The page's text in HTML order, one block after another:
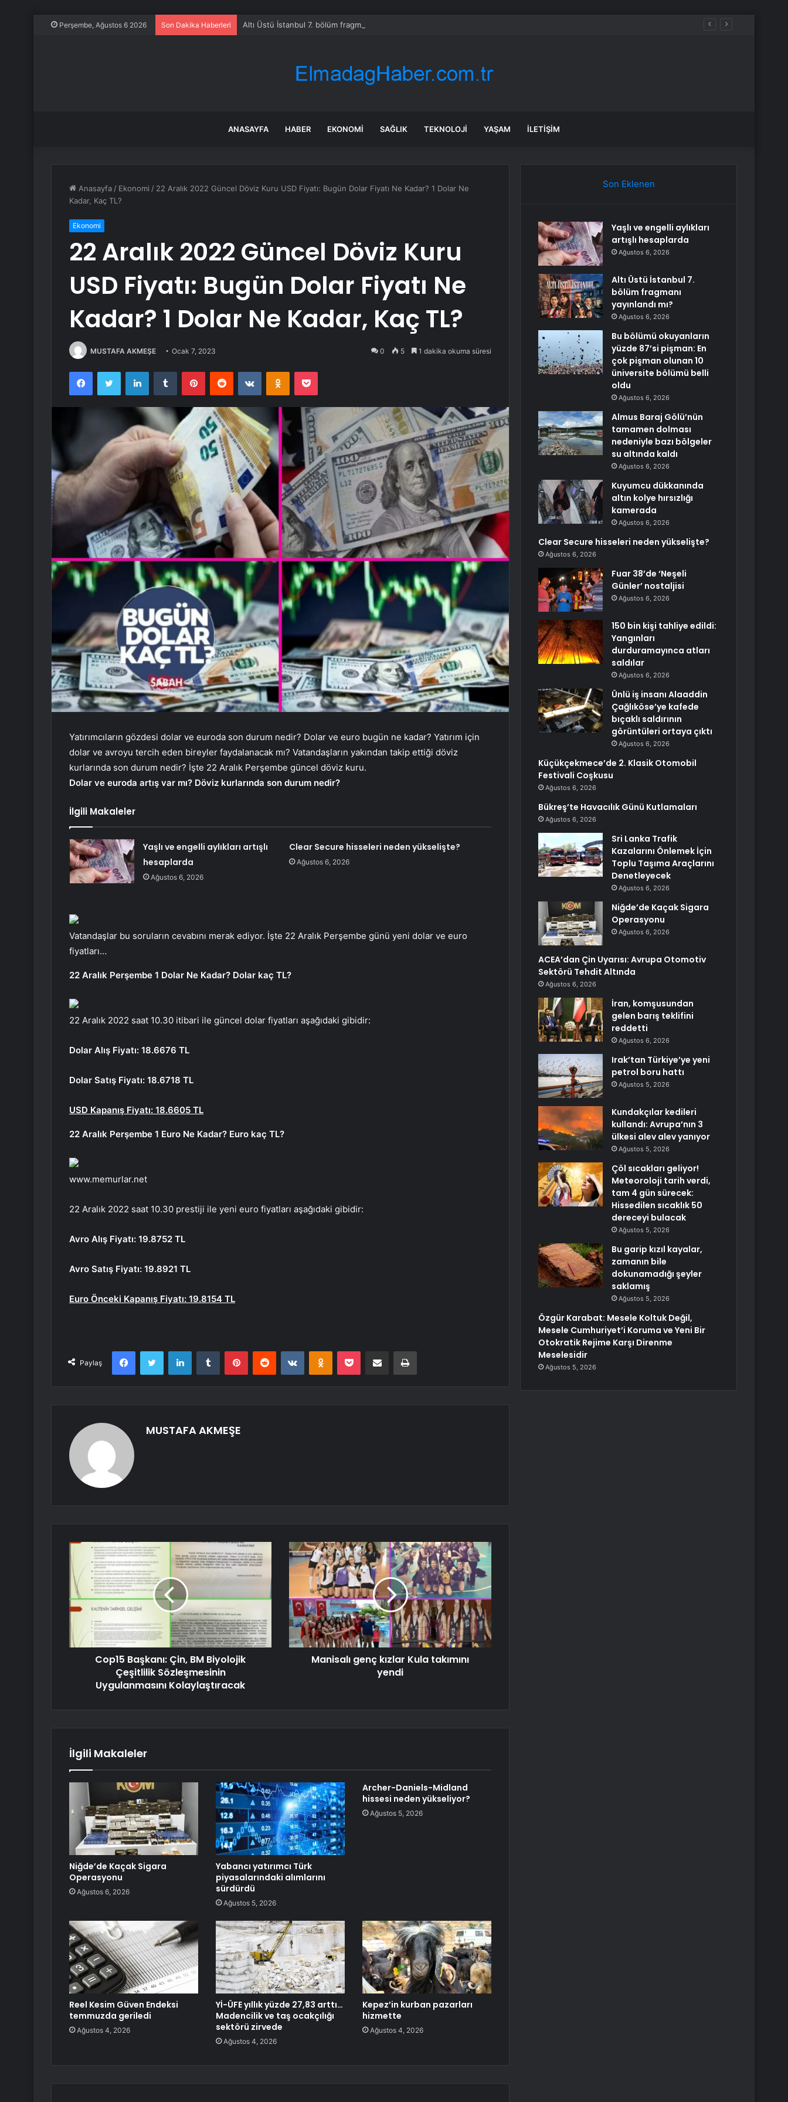
Perşembe, Ağustos 6 2026 Son Dakika Haberleri Altı Üstü İstanbul 7. bölüm fragmanı yayınlandı mı?
ANASAYFA HABER EKONOMI SAĞLIK TEKNOLOJI YAŞAM İLETIŞIM
Anasayfa / Ekonomi / 22 Aralık 2022 Güncel Döviz Kuru USD Fiyatı: Bugün Dolar Fiyatı Ne Kadar? 1 Dolar Ne
Kadar, Kaç TL?
Ekonomi
22 Aralık 2022 Güncel Döviz Kuru
USD Fiyatı: Bugün Dolar Fiyatı Ne
Kadar? 1 Dolar Ne Kadar, Kaç TL?
MUSTAFA AKMEŞE Ocak 7, 2023 0 5 1 dakika okuma süresi
FacebookTwitter LinkedInTumblr PinterestReddit VKontakteOdnoklassniki
Pocket
Yatırımcıların gözdesi dolar ve euroda son durum nedir? Dolar ve euro bugün ne kadar? Yatırım için
dolar ve avroyu tercih eden bireyler faydalanacak mı? Vatandaşların yakından takip ettiği döviz
kurlarında son durum nedir? İşte 22 Aralık Perşembe güncel döviz kuru.
Dolar ve euroda artış var mı? Döviz kurlarında son durum nedir?
İlgili Makaleler
Yaşlı ve engelli aylıkları artışlı
hesaplarda
Ağustos 6, 2026
Clear Secure hisseleri neden yükselişte?
Ağustos 6, 2026
Vatandaşlar bu soruların cevabını merak ediyor. İşte 22 Aralık Perşembe günü yeni dolar ve euro
fiyatları…
22 Aralık Perşembe 1 Dolar Ne Kadar? Dolar kaç TL?
22 Aralık 2022 saat 10.30 itibari ile güncel dolar fiyatları aşağıdaki gibidir:
Dolar Alış Fiyatı: 18.6676 TL
Dolar Satış Fiyatı: 18.6718 TL
USD Kapanış Fiyatı: 18.6605 TL
22 Aralık Perşembe 1 Euro Ne Kadar? Euro kaç TL?
www.memurlar.net
22 Aralık 2022 saat 10.30 prestiji ile yeni euro fiyatları aşağıdaki gibidir:
Avro Alış Fiyatı: 19.8752 TL
Avro Satış Fiyatı: 19.8921 TL
Euro Önceki Kapanış Fiyatı: 19.8154 TL
Paylaş
FacebookTwitter LinkedInTumblr PinterestReddit VKontakteOdnoklassniki
Pocket E-Posta ile paylaş Yazdır
MUSTAFA AKMEŞE
Cop15 Başkanı: Çin, BM Biyolojik
Çeşitlilik Sözleşmesinin
Uygulanmasını Kolaylaştıracak
Manisalı genç kızlar Kula takımını
yendi
İlgili Makaleler
Niğde’de Kaçak Sigara
Operasyonu
Ağustos 6, 2026
Yabancı yatırımcı Türk
piyasalarındaki alımlarını
sürdürdü
Ağustos 5, 2026
Archer-Daniels-Midland
hissesi neden yükseliyor?
Ağustos 5, 2026
Reel Kesim Güven Endeksi
temmuzda geriledi
Ağustos 4, 2026
Yİ-ÜFE yıllık yüzde 27,83 arttı…
Madencilik ve taş ocakçılığı
sektörü zirvede
Ağustos 4, 2026
Kepez’in kurban pazarları
hizmette
Ağustos 4, 2026
Son Eklenen
Yaşlı ve engelli aylıkları
artışlı hesaplarda
Ağustos 6, 2026
Altı Üstü İstanbul 7.
bölüm fragmanı
yayınlandı mı?
Ağustos 6, 2026
Bu bölümü okuyanların
yüzde 87’si pişman: En
çok pişman olunan 10
üniversite bölümü belli
oldu
Ağustos 6, 2026
Almus Baraj Gölü’nün
tamamen dolması
nedeniyle bazı bölgeler
su altında kaldı
Ağustos 6, 2026
Kuyumcu dükkanında
altın kolye hırsızlığı
kamerada
Ağustos 6, 2026
Clear Secure hisseleri neden yükselişte?
Ağustos 6, 2026
Fuar 38’de ‘Neşeli
Günler’ nostaljisi
Ağustos 6, 2026
150 bin kişi tahliye edildi:
Yangınları
durduramayınca atları
saldılar
Ağustos 6, 2026
Ünlü iş insanı Alaaddin
Çağlıköse’ye kafede
bıçaklı saldırının
görüntüleri ortaya çıktı
Ağustos 6, 2026
Küçükçekmece’de 2. Klasik Otomobil
Festivali Coşkusu
Ağustos 6, 2026
Bükreş’te Havacılık Günü Kutlamaları
Ağustos 6, 2026
Sri Lanka Trafik
Kazalarını Önlemek İçin
Toplu Taşıma Araçlarını
Denetleyecek
Ağustos 6, 2026
Niğde’de Kaçak Sigara
Operasyonu
Ağustos 6, 2026
ACEA’dan Çin Uyarısı: Avrupa Otomotiv
Sektörü Tehdit Altında
Ağustos 6, 2026
İran, komşusundan
gelen barış teklifini
reddetti
Ağustos 6, 2026
Irak’tan Türkiye’ye yeni
petrol boru hattı
Ağustos 5, 2026
Kundakçılar kedileri
kullandı: Avrupa’nın 3
ülkesi alev alev yanıyor
Ağustos 5, 2026
Çöl sıcakları geliyor!
Meteoroloji tarih verdi,
tam 4 gün sürecek:
Hissedilen sıcaklık 50
dereceyi bulacak
Ağustos 5, 2026
Bu garip kızıl kayalar,
zamanın bile
dokunamadığı şeyler
saklamış
Ağustos 5, 2026
Özgür Karabat: Mesele Koltuk Değil,
Mesele Cumhuriyet’i Koruma ve Yeni Bir
Otokratik Rejime Karşı Direnme
Meselesidir
Ağustos 5, 2026